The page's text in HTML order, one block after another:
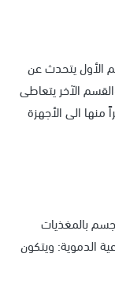
الأول يتحدث عن
الآخر يتعاطى
منها الى الأجهزة
بالمغذيات
الدموية: ويتكون